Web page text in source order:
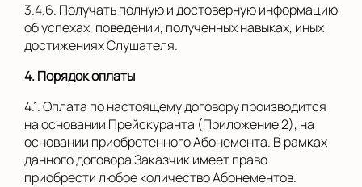
3.4.6. Получать полную и достоверную информацию
об успехах, поведении, полученных навыках, иных
достижениях Слушателя.
4. Порядок оплаты
4.1. Оплата по настоящему договору производится
на основании Прейскуранта (Приложение 2), на
основании приобретенного Абонемента. В рамках
данного договора Заказчик имеет право
приобрести любое количество Абонементов.